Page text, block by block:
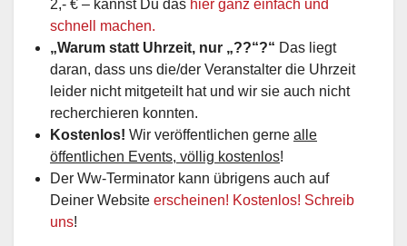
2,- € – kannst Du das hier ganz einfach und
schnell machen.
„Warum statt Uhrzeit, nur „??“?“ Das liegt
daran, dass uns die/der Veranstalter die Uhrzeit
leider nicht mitgeteilt hat und wir sie auch nicht
recherchieren konnten.
Kostenlos! Wir veröffentlichen gerne alle
öffentlichen Events, völlig kostenlos!
Der Ww-Terminator kann übrigens auch auf
Deiner Website erscheinen! Kostenlos! Schreib
uns!